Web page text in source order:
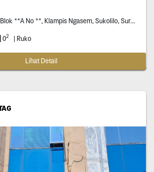
**A No **, Klampis Ngasem, Sukolilo, Surabaya
02 | Ruko
Lihat Detail